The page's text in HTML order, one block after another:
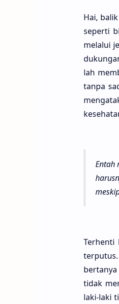
Hai,
seper­ti
mela­lui
lah
tanpa
Entah
Terhenti
tidak
laki-laki